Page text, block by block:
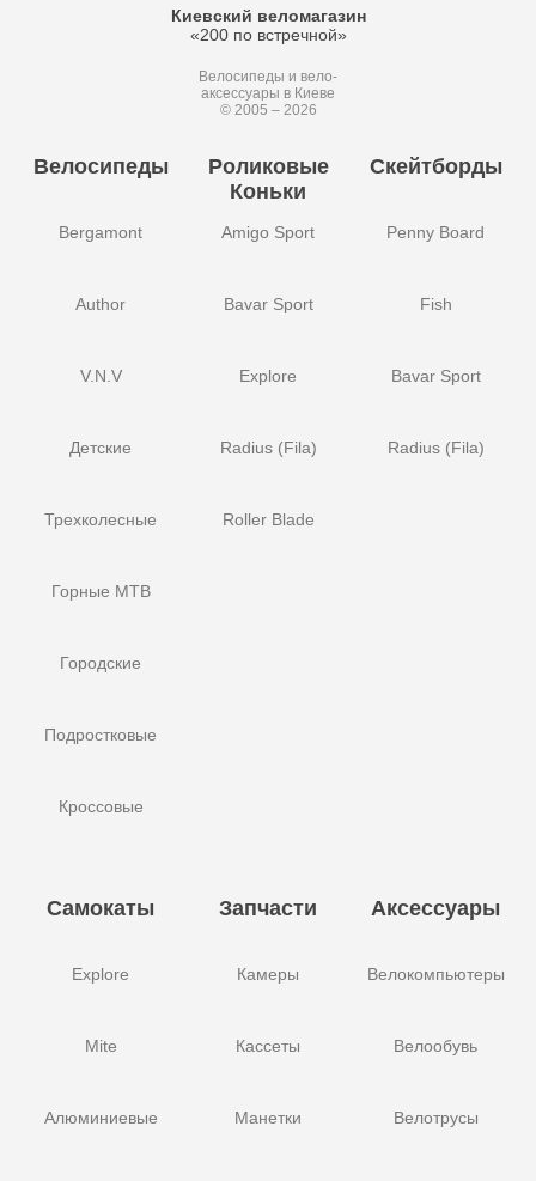
Киевский веломагазин
«200 по встречной»
Велосипеды и вело-
аксессуары в Киеве
© 2005 – 2026
Велосипеды
Bergamont
Author
V.N.V
Детские
Трехколесные
Горные MTB
Городские
Подростковые
Кроссовые
Роликовые
Коньки
Amigo Sport
Bavar Sport
Explore
Radius (Fila)
Roller Blade
Скейтборды
Penny Board
Fish
Bavar Sport
Radius (Fila)
Самокаты
Explore
Mite
Алюминиевые
Запчасти
Камеры
Кассеты
Манетки
Аксессуары
Велокомпьютеры
Велообувь
Велотрусы